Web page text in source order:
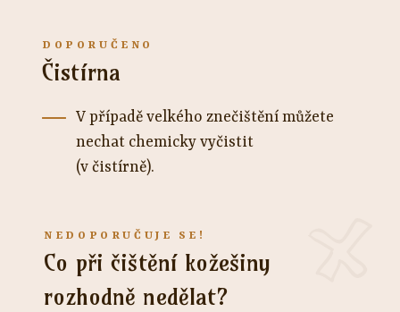
Čistírna
V případě velkého znečištění můžete
nechat chemicky vyčistit
(v čistírně).
Co při čištění kožešiny
rozhodně nedělat?